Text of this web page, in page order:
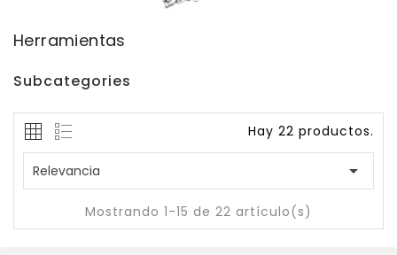
Herramientas
Subcategories
Hay 22 productos.
Relevancia 
Mostrando 1-15 de 22 artículo(s)